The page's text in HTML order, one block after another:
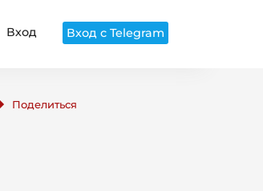
Вход Вход с Telegram
Поделиться